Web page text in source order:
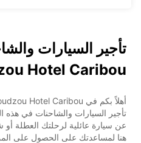
تأجير السيارات
Hotel Caribou
تأجير السيارات والشاحنات في هذه
عن سيارة عائلية لرحلتك العطلة أو
هنا لمساعدتك على الحصول على